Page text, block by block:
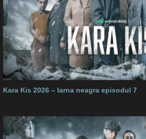
Kara Kis 2026 – Iarna neagra episodul 7